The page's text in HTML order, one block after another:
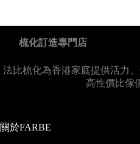
梳化訂造專門店
法比梳化為香港家庭提供活力
高性價比傢
關於FARBE